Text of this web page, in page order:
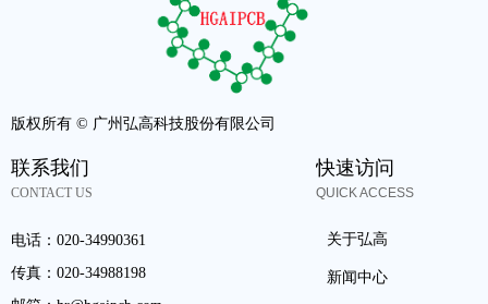
电话： 020-34990361
传真： 020-34988198
联系我们
CONTACT US
关于弘高
新闻中心
快速访问
QUICK ACCESS
版权所有 © 广州弘高科技股份有限公司